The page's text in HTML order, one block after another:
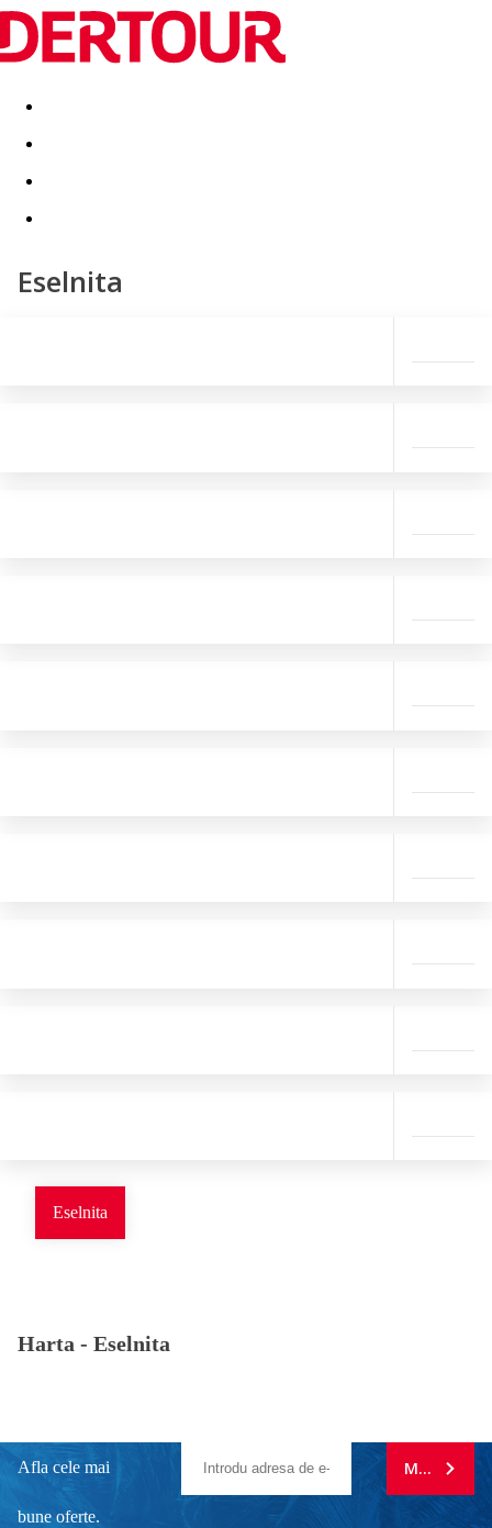
Destinatii Vacanta perfecta OFERTE DE NERATAT
Eselnita
Eselnita
Harta - Eselnita
Afla cele mai
bune oferte.
MA